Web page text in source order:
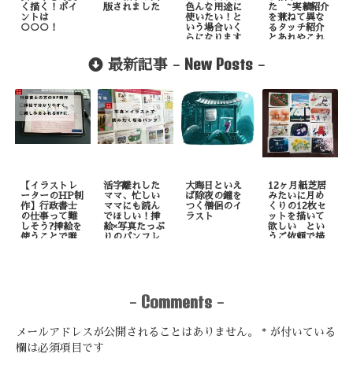
く描く！ポイ
ントは
○○○！
版されました
色んな用途に
使いたい！と
いう場合いく
らになります
た ~実績紹介
を兼ねて異な
るタッチ紹介
とあれやこれ
最新記事 - New Posts -
【イラストレ
ーターのHP制
作】行政書士
の仕事って難
しそう?挿絵を
使うことで誰
活字離れした
ママ、忙しい
ママにも読ん
でほしい！挿
絵×写真たっぷ
りのパンフレ
大晦日といえ
ば除夜の鐘を
つく僧侶のイ
ラスト
12ヶ月紙芝居
みたいに月め
くりの12枚セ
ットを描いて
欲しい とい
うご依頼で描
- Comments -
メールアドレスが公開されることはありません。 * が付いている
欄は必須項目です